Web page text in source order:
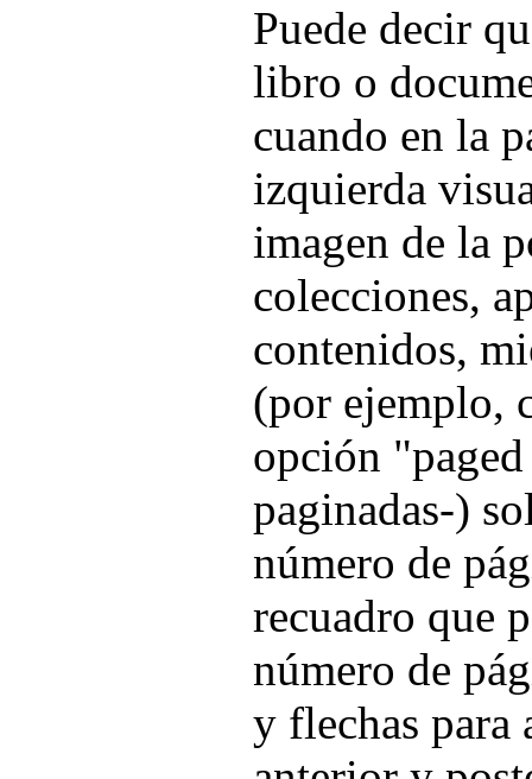
Puede decir
libro o
cuando en la
izquierda
imagen de la
colecciones,
contenidos,
(por ejemplo,
opción
paginadas-)
número de
recuadro que
número de
y flechas para